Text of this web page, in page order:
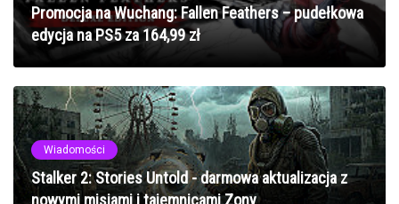
Promocja na Wuchang: Fallen Feathers – pudełkowa
edycja na PS5 za 164,99 zł
Wiadomości
Stalker 2: Stories Untold - darmowa aktualizacja z
nowymi misjami i tajemnicami Zony